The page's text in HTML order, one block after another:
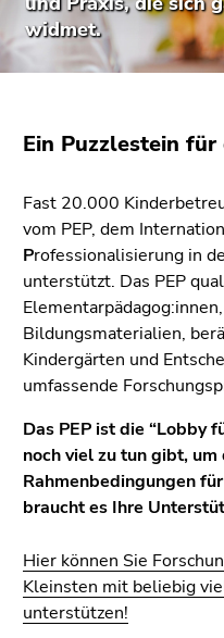
Sie diesen
Link.
(Zugriffstaste
Zur
Positionsanzeige
(Zugriffstaste
2)
Zur
Hauptnavigation
(Zugriffstaste
3)
Unternavigation
(Zugriffstaste
4)
Zu
Zusatzinformationen
(Zugriffstaste
5)
widmet.
Ein Puzzlestein
Fast 20.000
vom PEP, dem
Professionalisierung in
unterstützt. Das PEP
Bildungsmaterialien,
Kindergärten und
umfassende
Das PEP ist die “Lobby
noch viel zu tun gibt,
Rahmenbedingungen
braucht es Ihre
Hier können Sie
Kleinsten mit beliebig
unterstützen!